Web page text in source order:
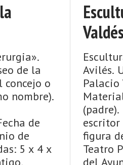
de la
o
nombre).
de
de
5 x 4 x
Avilés.
Palacio
escritor
figura
Teatro
del